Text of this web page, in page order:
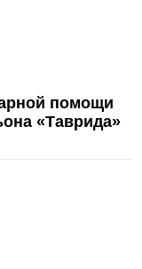
помощи
«Таврида»